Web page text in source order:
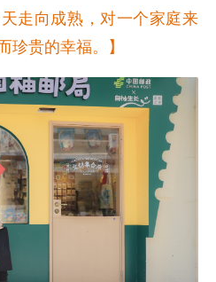
走向成熟，对一个家庭来
珍贵的幸福。】